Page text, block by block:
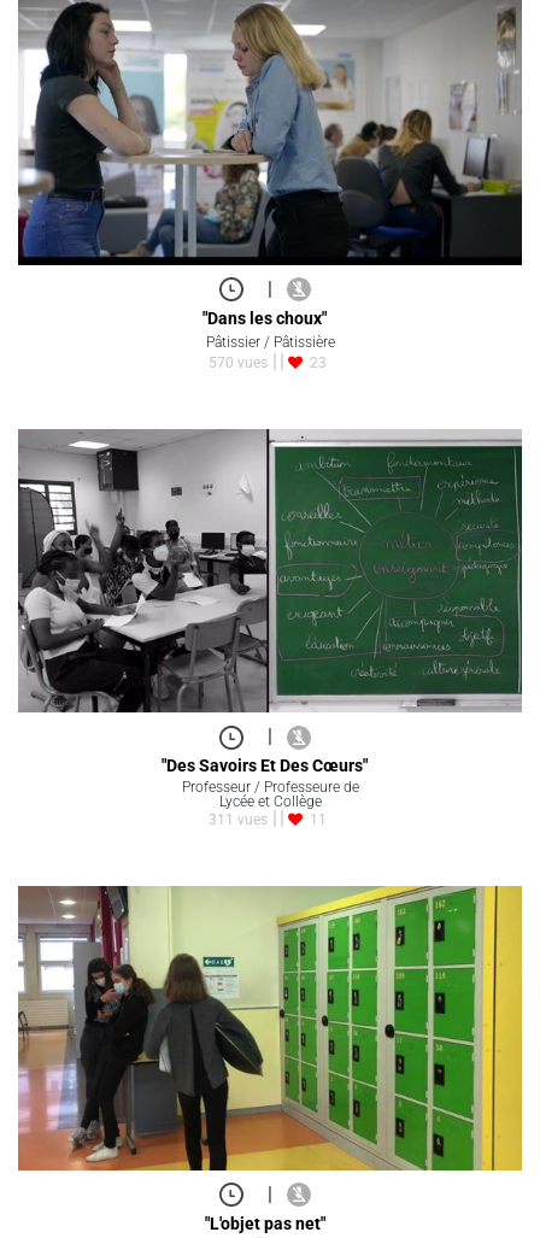
|
"Dans les choux"
Pâtissier / Pâtissière
570 vues
23
|
"Des Savoirs Et Des Cœurs"
Professeur / Professeure de
Lycée et Collège
311 vues
11
|
"L'objet pas net"